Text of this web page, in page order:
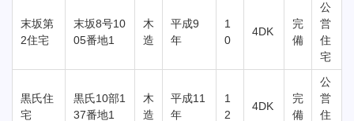
末坂第
2住宅
末坂8号10
05番地1
木
造
平成9
年
1
0
4DK
完
備
公
営
住
宅
黒氏住
宅
黒氏10部1
37番地1
木
造
平成11
年
1
2
4DK
完
備
公
営
住